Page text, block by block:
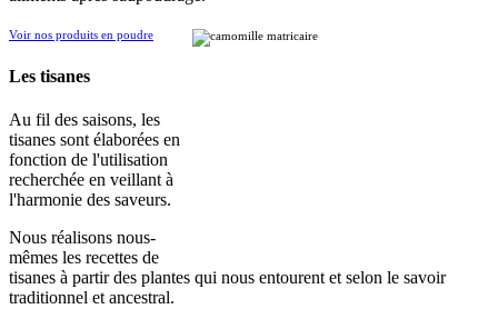
Voir nos produits en poudre
Les tisanes
Au fil des saisons, les
tisanes sont élaborées en
fonction de l'utilisation
recherchée en veillant à
l'harmonie des saveurs.
Nous réalisons nous-
mêmes les recettes de
tisanes à partir des plantes qui nous entourent et selon le savoir
traditionnel et ancestral.